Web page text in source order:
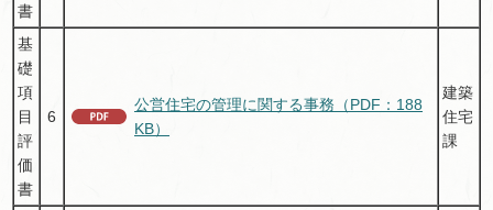
書
基
礎
項
目
評
価
書
6
公営住宅の管理に関する事務（PDF：188
KB）
建築
住宅
課